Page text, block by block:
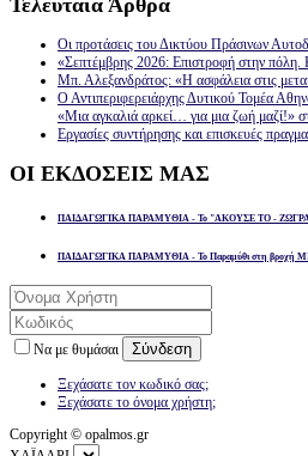
Οι προτάσεις του Δικτύου Πράσινων
«Σεπτέμβρης 2026: Επιστροφή στην
Μπ. Αλεξανδράτος: «Η ασφάλεια στις
Ο Αντιπεριφερειάρχης Δυτικού Τομέα
«Μια αγκαλιά αρκεί… για μια ζωή μαζί!»
Εργασίες συντήρησης και επισκευές
ΟΙ ΕΚΔΟΣΕΙΣ ΜΑΣ
ΠΑΙΔΑΓΩΓΙΚΑ ΠΑΡΑΜΥΘΙΑ - Το "ΑΚΟΥΣΕ ΤΟ -
ΠΑΙΔΑΓΩΓΙΚΑ ΠΑΡΑΜΥΘΙΑ - Το Παραμύθι στη
Να με θυμάσαι Σύνδεση
Ξεχάσατε τον κωδικό σας;
Ξεχάσατε το όνομα χρήστη;
Copyright © opalmos.gr